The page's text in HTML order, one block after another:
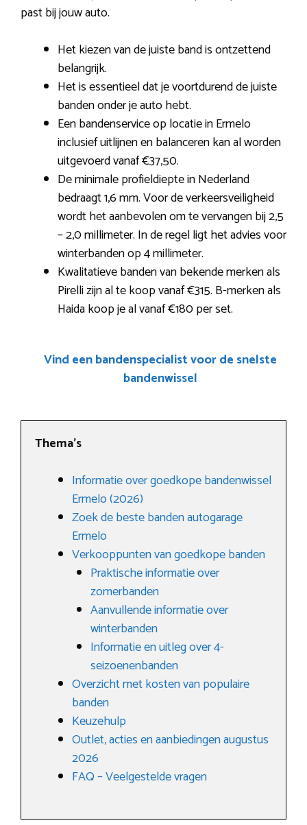
past bij jouw auto.
Het kiezen van de juiste band is ontzettend
belangrijk.
Het is essentieel dat je voortdurend de juiste
banden onder je auto hebt.
Een bandenservice op locatie in Ermelo
inclusief uitlijnen en balanceren kan al worden
uitgevoerd vanaf €37,50.
De minimale profieldiepte in Nederland
bedraagt 1,6 mm. Voor de verkeersveiligheid
wordt het aanbevolen om te vervangen bij 2,5
– 2,0 millimeter. In de regel ligt het advies voor
winterbanden op 4 millimeter.
Kwalitatieve banden van bekende merken als
Pirelli zijn al te koop vanaf €315. B-merken als
Haida koop je al vanaf €180 per set.
Vind een bandenspecialist voor de snelste
bandenwissel
Thema’s
Informatie over goedkope bandenwissel
Ermelo (2026)
Zoek de beste banden autogarage
Ermelo
Verkooppunten van goedkope banden
Praktische informatie over
zomerbanden
Aanvullende informatie over
winterbanden
Informatie en uitleg over 4-
seizoenenbanden
Overzicht met kosten van populaire
banden
Keuzehulp
Outlet, acties en aanbiedingen augustus
2026
FAQ – Veelgestelde vragen